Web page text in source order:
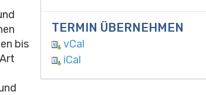
TERMIN ÜBERNEHMEN
vCal
iCal
bis